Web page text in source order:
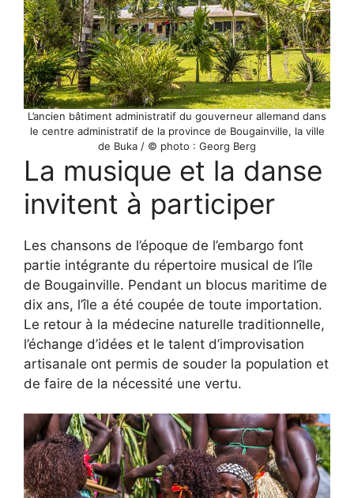
L’ancien bâtiment administratif du gouverneur allemand dans
le centre administratif de la province de Bougainville, la ville
de Buka / © photo : Georg Berg
La musique et la danse
invitent à participer
Les chansons de l’époque de l’embargo font
partie intégrante du répertoire musical de l’île
de Bougainville. Pendant un blocus maritime de
dix ans, l’île a été coupée de toute importation.
Le retour à la médecine naturelle traditionnelle,
l’échange d’idées et le talent d’improvisation
artisanale ont permis de souder la population et
de faire de la nécessité une vertu.